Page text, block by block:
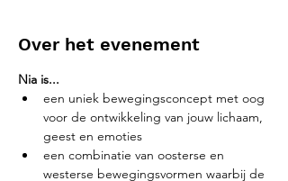
Over het evenement
Nia is...
een uniek bewegingsconcept met oog
voor de ontwikkeling van jouw lichaam,
geest en emoties
een combinatie van oosterse en
westerse bewegingsvormen waarbij de